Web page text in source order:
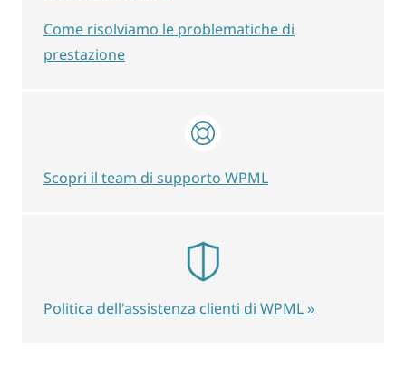
Come risolviamo le problematiche di
prestazione
Scopri il team di supporto WPML
Politica dell'assistenza clienti di WPML »